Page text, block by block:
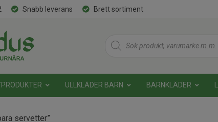
Snabb leverans Brett sortiment
Products
search
ULLKLÄDER BARN BARNKLÄDER
servetter”